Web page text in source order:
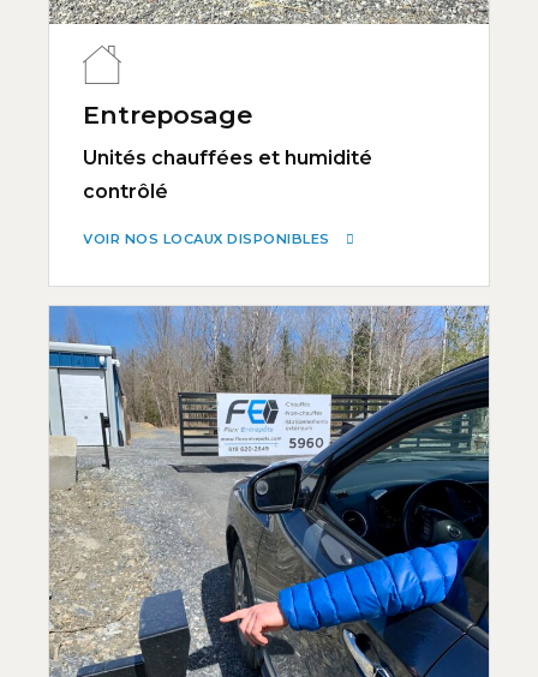
Entreposage
Unités chauffées et humidité
contrôlé
VOIR NOS LOCAUX DISPONIBLES